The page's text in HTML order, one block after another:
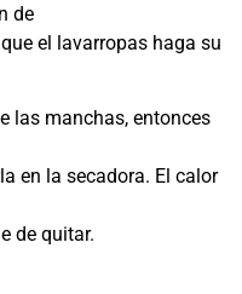
de
el lavarropas haga su
las manchas, entonces
en la secadora. El calor
de quitar.